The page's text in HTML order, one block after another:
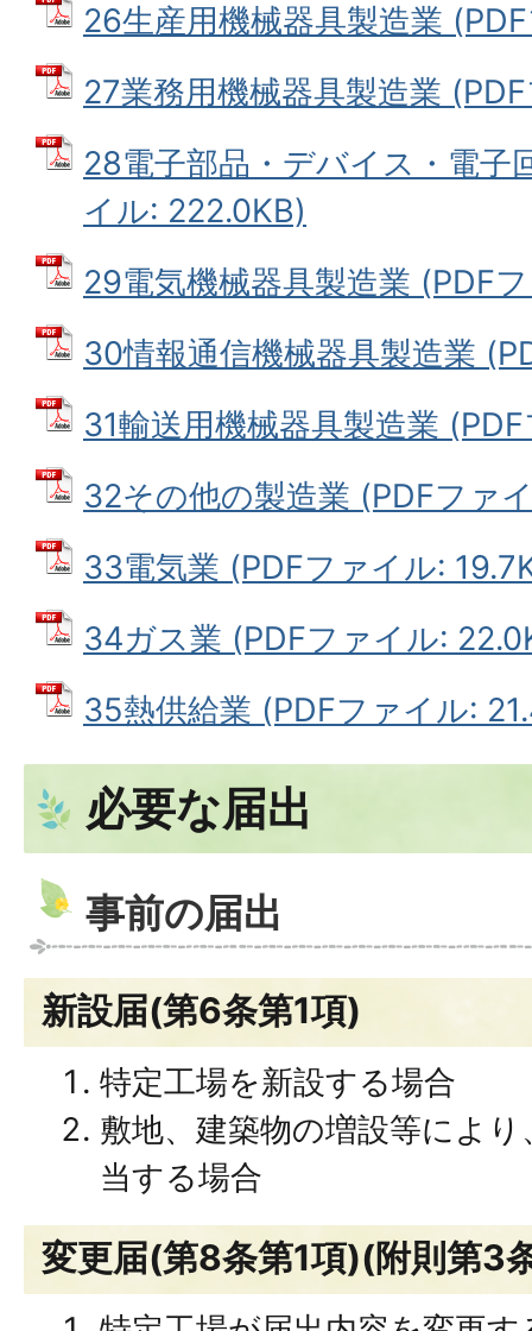
26生産用機械器具製造業
27業務用機械器具製造業
28電子部品・デバイス・電子
イル: 222.0KB)
29電気機械器具製造業 (PDF
30情報通信機械器具製造業
31輸送用機械器具製造業
32その他の製造業 (PDFファ
33電気業 (PDFファイル:
34ガス業 (PDFファイル:
35熱供給業 (PDFファイル:
必要な届出
事前の届出
新設届(第6条第1項)
特定工場を新設する場合
敷地、建築物の増設等によ
当する場合
変更届(第8条第1項)(附則第3